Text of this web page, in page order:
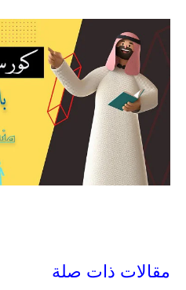
مقالات ذات صلة